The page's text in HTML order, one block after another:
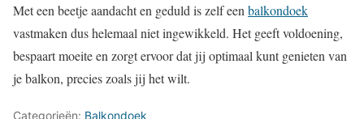
Met een beetje aandacht en geduld is zelf een balkondoek
vastmaken dus helemaal niet ingewikkeld. Het geeft voldoening,
bespaart moeite en zorgt ervoor dat jij optimaal kunt genieten van
je balkon, precies zoals jij het wilt.
Categorieën: Balkondoek